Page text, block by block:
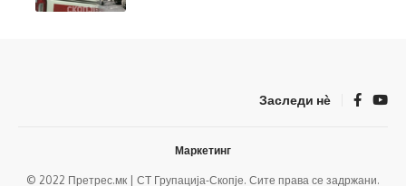
Заследи нѐ
© 2022 Претрес.мк | СТ Групација-Скопје. Сите права се задржани.
Маркетинг